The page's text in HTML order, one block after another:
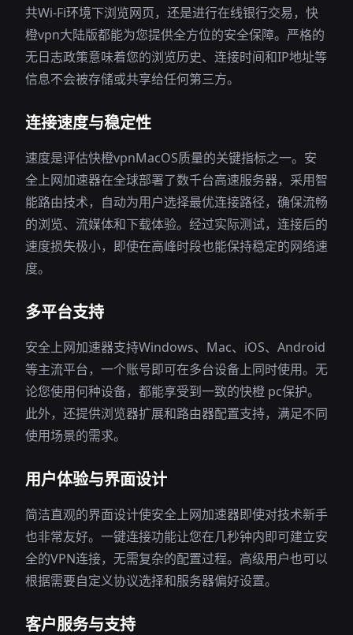
共Wi-Fi环境下浏览网页，还是进行在线银行交易，快
橙vpn大陆版都能为您提供全方位的安全保障。严格的
无日志政策意味着您的浏览历史、连接时间和IP地址等
信息不会被存储或共享给任何第三方。
连接速度与稳定性
速度是评估快橙vpnMacOS质量的关键指标之一。安
全上网加速器在全球部署了数千台高速服务器，采用智
能路由技术，自动为用户选择最优连接路径，确保流畅
的浏览、流媒体和下载体验。经过实际测试，连接后的
速度损失极小，即使在高峰时段也能保持稳定的网络速
度。
多平台支持
安全上网加速器支持Windows、Mac、iOS、Android
等主流平台，一个账号即可在多台设备上同时使用。无
论您使用何种设备，都能享受到一致的快橙 pc保护。
此外，还提供浏览器扩展和路由器配置支持，满足不同
使用场景的需求。
用户体验与界面设计
简洁直观的界面设计使安全上网加速器即使对技术新手
也非常友好。一键连接功能让您在几秒钟内即可建立安
全的VPN连接，无需复杂的配置过程。高级用户也可以
根据需要自定义协议选择和服务器偏好设置。
客户服务与支持